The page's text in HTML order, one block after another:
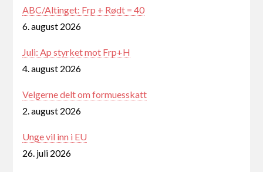
ABC/Altinget: Frp + Rødt = 40
6. august 2026
Juli: Ap styrket mot Frp+H
4. august 2026
Velgerne delt om formuesskatt
2. august 2026
Unge vil inn i EU
26. juli 2026